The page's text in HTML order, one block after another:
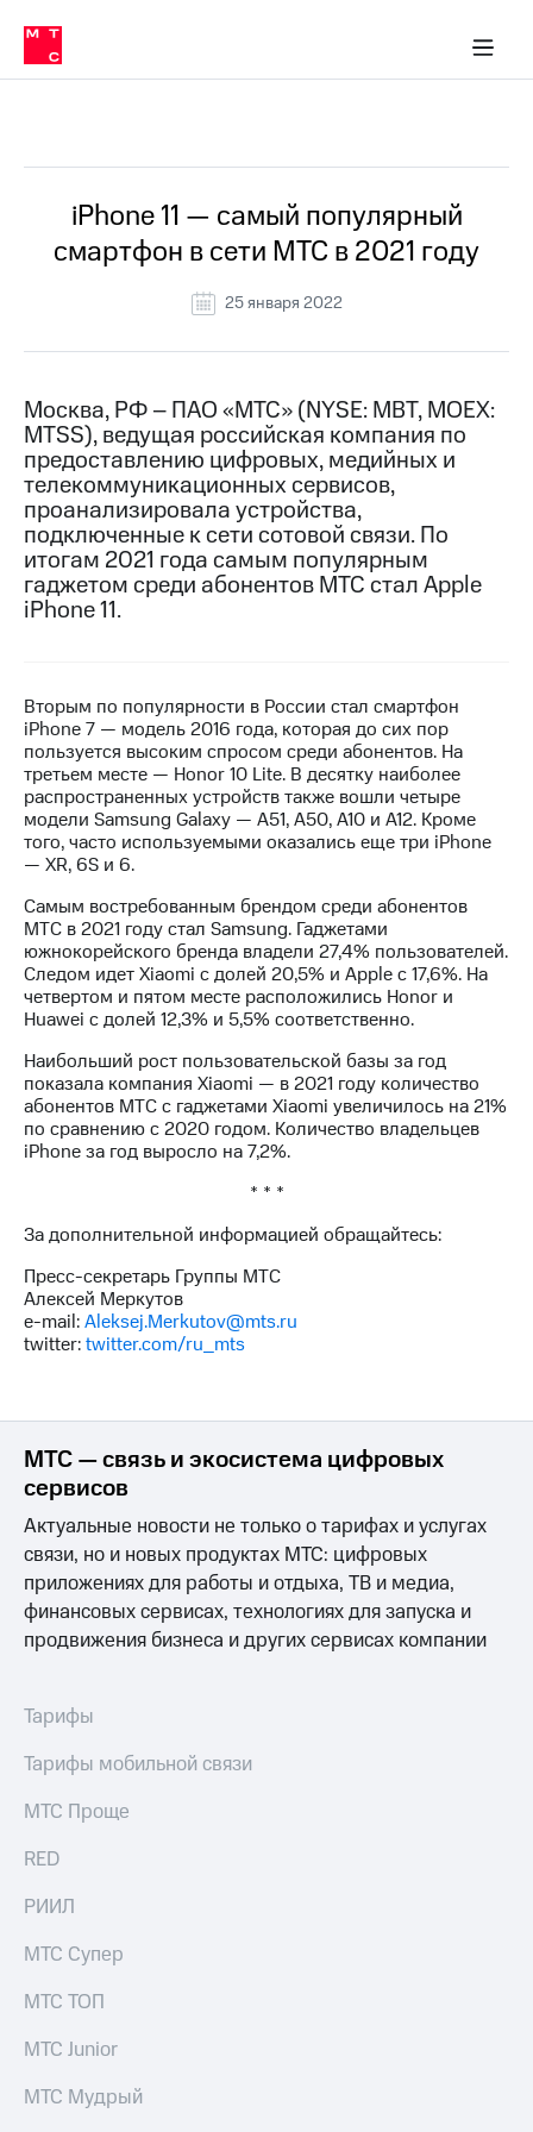
Медиа-центр
и акционерам
Устойчивое развитие
Комплаенс и деловая этика
компании
Карьера
История
компании
Руководство
Контакты
Медиа-центр
Пресс-
релизы
МТС
о технологиях
Финансовая
отчетность
Контакты
Новости
в
и акционерам
Корпоративное
управление
Корпоративный
секретарь
Раскрытие
информации
Информация
акционерам
Документы
Собрания
Личный
кабинет
акционера
Акционерный
Рынок
акций
Описание
Программа
приобретения
Порядок
выкупа
акций
Описание
Еврооблигации-2023
о
Регистратор
Контакты
этика
в МТС
Пресс-
релизы
о технологиях
iPhone 11 — самый популярный
смартфон в сети МТС в 2021 году
25 января 2022
Москва, РФ – ПАО «МТС» (NYSE: MBT, MOEX:
MTSS), ведущая российская компания по
предоставлению цифровых, медийных и
телекоммуникационных сервисов,
проанализировала устройства,
подключенные к сети сотовой связи. По
итогам 2021 года самым популярным
гаджетом среди абонентов МТС стал Apple
iPhone 11.
Вторым по популярности в России стал смартфон
iPhone 7 — модель 2016 года, которая до сих пор
пользуется высоким спросом среди абонентов. На
третьем месте — Honor 10 Lite. В десятку наиболее
распространенных устройств также вошли четыре
модели Samsung Galaxy — A51, A50, A10 и A12. Кроме
того, часто используемыми оказались еще три iPhone
— XR, 6S и 6.
Самым востребованным брендом среди абонентов
МТС в 2021 году стал Samsung. Гаджетами
южнокорейского бренда владели 27,4% пользователей.
Следом идет Xiaomi с долей 20,5% и Apple с 17,6%. На
четвертом и пятом месте расположились Honor и
Huawei с долей 12,3% и 5,5% соответственно.
Наибольший рост пользовательской базы за год
показала компания Xiaomi — в 2021 году количество
абонентов МТС с гаджетами Xiaomi увеличилось на 21%
по сравнению с 2020 годом. Количество владельцев
iPhone за год выросло на 7,2%.
* * *
За дополнительной информацией обращайтесь:
Пресс-секретарь Группы МТС
Алексей Меркутов
e-mail:Aleksej.Merkutov@mts.ru
twitter:twitter.com/ru_mts
МТС — связь и экосистема цифровых
сервисов
Актуальные новости не только о тарифах и услугах
связи, но и новых продуктах МТС: цифровых
приложениях для работы и отдыха, ТВ и медиа,
финансовых сервисах, технологиях для запуска и
продвижения бизнеса и других сервисах компании
Тарифы
Тарифы мобильной связи
МТС Проще
RED
РИИЛ
МТС Супер
МТС ТОП
МТС Junior
МТС Мудрый